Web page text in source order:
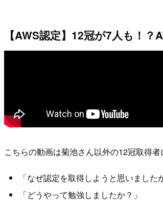
【AWS認定】12冠が7人も！
こちらの動画は菊池さん以外の12冠取得
「なぜ認定を取得しようと思いました
「どうやって勉強しましたか？」